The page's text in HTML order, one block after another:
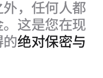
外，任何人都
这是您在现
绝对保密与